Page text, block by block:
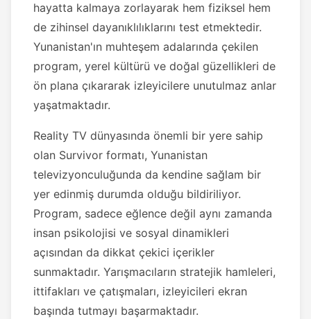
hayatta kalmaya zorlayarak hem fiziksel hem
de zihinsel dayanıklılıklarını test etmektedir.
Yunanistan'ın muhteşem adalarında çekilen
program, yerel kültürü ve doğal güzellikleri de
ön plana çıkararak izleyicilere unutulmaz anlar
yaşatmaktadır.
Reality TV dünyasında önemli bir yere sahip
olan Survivor formatı, Yunanistan
televizyonculuğunda da kendine sağlam bir
yer edinmiş durumda olduğu bildiriliyor.
Program, sadece eğlence değil aynı zamanda
insan psikolojisi ve sosyal dinamikleri
açısından da dikkat çekici içerikler
sunmaktadır. Yarışmacıların stratejik hamleleri,
ittifakları ve çatışmaları, izleyicileri ekran
başında tutmayı başarmaktadır.